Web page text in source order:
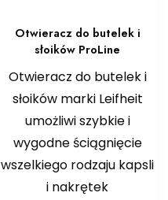
Otwieracz do butelek i
słoików ProLine
Otwieracz do butelek i
słoików marki Leifheit
umożliwi szybkie i
wygodne ściągnięcie
wszelkiego rodzaju kapsli
i nakrętek